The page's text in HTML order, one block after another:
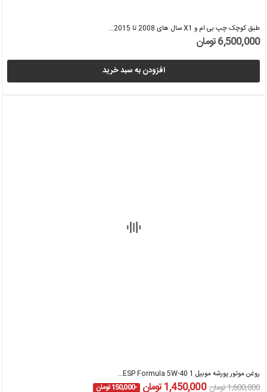
طبق کوچک چپ بی ام و X1 سال های 2008 تا 2015...
6,500,000 تومان
افزودن به سبد خرید
روغن موتور پورشه موبیل 1 ESP Formula 5W-40...
1,600,000 تومان 1,450,000 تومان -150,000 تومان